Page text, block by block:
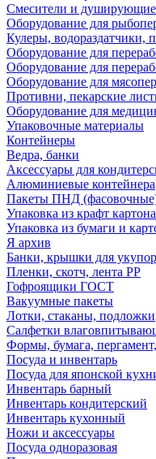
Смесители и душирующие
Оборудование для
Кулеры, водораздатчики,
Оборудование для
Оборудование для
Оборудование для
Противни, пекарские
Оборудование для
Упаковочные материалы
Контейнеры
Ведра, банки
Аксессуары для
Алюминиевые контейнера
Пакеты ПНД
Упаковка из крафт
Упаковка из бумаги и
Я архив
Банки, крышки для
Пленки, скотч, лента РР
Гофроящики ГОСТ
Вакуумные пакеты
Лотки, стаканы, подложки
Салфетки
Формы, бумага,
Посуда и инвентарь
Посуда для японской
Инвентарь барный
Инвентарь кондитерский
Инвентарь кухонный
Ножи и аксессуары
Посуда одноразовая